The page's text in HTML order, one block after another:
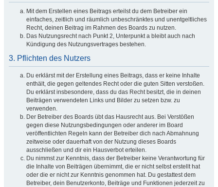
Mit dem Erstellen eines Beitrags erteilst du dem Betreiber ein
einfaches, zeitlich und räumlich unbeschränktes und unentgeltliches
Recht, deinen Beitrag im Rahmen des Boards zu nutzen.
Das Nutzungsrecht nach Punkt 2, Unterpunkt a bleibt auch nach
Kündigung des Nutzungsvertrages bestehen.
3. Pflichten des Nutzers
Du erklärst mit der Erstellung eines Beitrags, dass er keine Inhalte
enthält, die gegen geltendes Recht oder die guten Sitten verstoßen.
Du erklärst insbesondere, dass du das Recht besitzt, die in deinen
Beiträgen verwendeten Links und Bilder zu setzen bzw. zu
verwenden.
Der Betreiber des Boards übt das Hausrecht aus. Bei Verstößen
gegen diese Nutzungsbedingungen oder anderer im Board
veröffentlichten Regeln kann der Betreiber dich nach Abmahnung
zeitweise oder dauerhaft von der Nutzung dieses Boards
ausschließen und dir ein Hausverbot erteilen.
Du nimmst zur Kenntnis, dass der Betreiber keine Verantwortung für
die Inhalte von Beiträgen übernimmt, die er nicht selbst erstellt hat
oder die er nicht zur Kenntnis genommen hat. Du gestattest dem
Betreiber, dein Benutzerkonto, Beiträge und Funktionen jederzeit zu